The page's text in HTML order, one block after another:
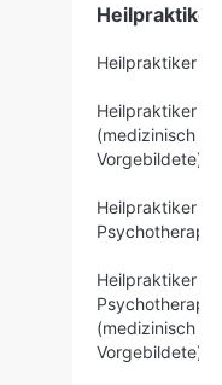
Heilpraktiker
Heilpraktiker
Heilpraktiker
(medizinisch
Vorgebildete)
Heilpraktiker für
Psychotherapie
Heilpraktiker für
Psychotherapie
(medizinisch
Vorgebildete)